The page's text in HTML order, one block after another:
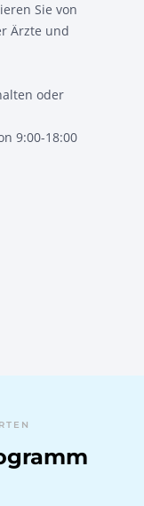
Sie von
Ärzte und
oder
9:00-18:00